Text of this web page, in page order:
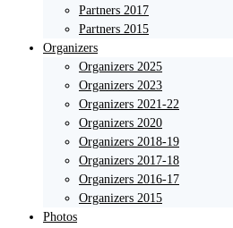
Partners 2017
Partners 2015
Organizers
Organizers 2025
Organizers 2023
Organizers 2021-22
Organizers 2020
Organizers 2018-19
Organizers 2017-18
Organizers 2016-17
Organizers 2015
Photos